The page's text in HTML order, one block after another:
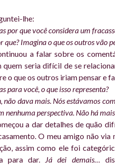
lhe:
por que você considera um
que? Imagina o que os outros vão
a falar sobre os
quem seria difícil de se
o que os outros iriam pensar e
para você, o que isso representa?
não dava mais. Nós estávamos
nenhuma perspectiva. Não há
a dar detalhes de quão
O meu amigo não via
assim como ele foi
para dar. Já dei demais…